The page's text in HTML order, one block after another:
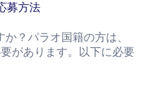
募方法
？パラオ国籍の方は、
があります。以下に必要